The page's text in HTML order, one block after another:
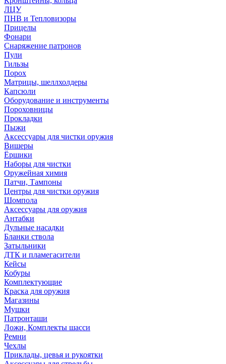
ЛЦУ
ПНВ и Тепловизоры
Прицелы
Фонари
Снаряжение патронов
Пули
Гильзы
Порох
Матрицы, шеллхолдеры
Капсюли
Оборудование и инструменты
Пороховницы
Прокладки
Пыжи
Аксессуары для чистки оружия
Вишеры
Ёршики
Наборы для чистки
Оружейная химия
Патчи, Тампоны
Центры для чистки оружия
Шомпола
Аксессуары для оружия
Антабки
Дульные насадки
Бланки ствола
Затыльники
ДТК и пламегасители
Кейсы
Кобуры
Комплектующие
Краска для оружия
Магазины
Мушки
Патронташи
Ложи, Комплекты шасси
Ремни
Чехлы
Приклады, цевья и рукоятки